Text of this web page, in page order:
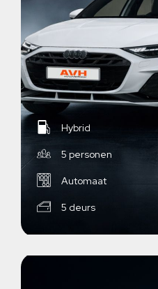
Hybrid
5 personen
Automaat
5 deurs